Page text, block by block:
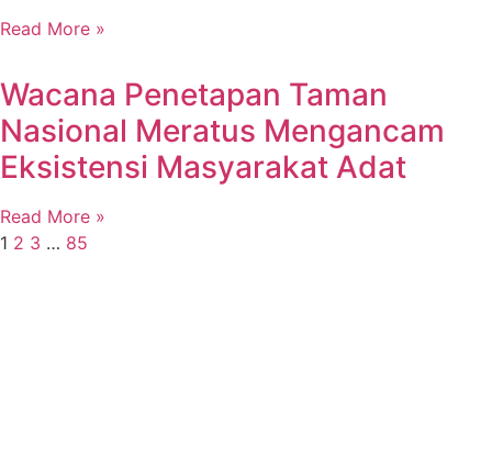
Read More »
Wacana Penetapan Taman
Nasional Meratus Mengancam
Eksistensi Masyarakat Adat
Read More »
1 2 3 … 85